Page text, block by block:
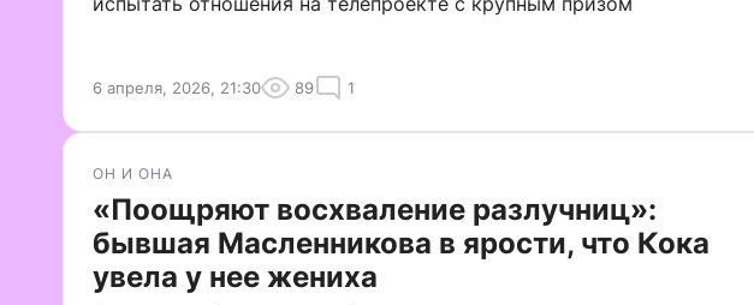
6 апреля, 2026, 21:30 89 1
ОН И ОНА
«Поощряют восхваление разлучниц»:
бывшая Масленникова в ярости, что Кока
увела у нее жениха